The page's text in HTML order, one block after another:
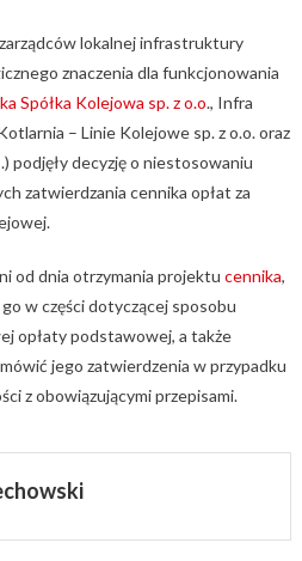
lokalnej infrastruktury
znaczenia dla funkcjonowania
Spółka Kolejowa sp. z o.o., Infra
– Linie Kolejowe sp. z o.o. oraz
podjęły decyzję o niestosowaniu
zatwierdzania cennika opłat za
od dnia otrzymania projektu cennika,
w części dotyczącej sposobu
opłaty podstawowej, a także
jego zatwierdzenia w przypadku
z obowiązującymi przepisami.